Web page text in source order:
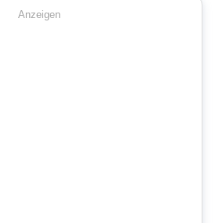
Anzeigen